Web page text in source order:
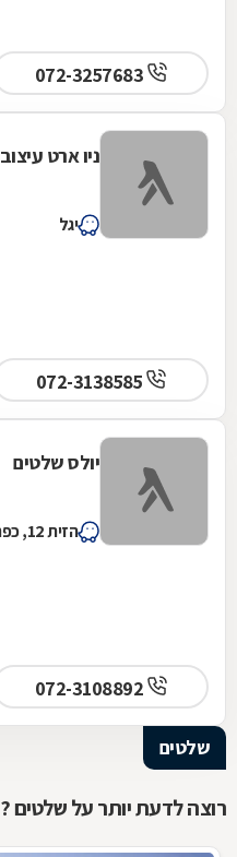
ניו ארט עיצוב 2002 בע"מ
יגל
יולס שלטים
הזית 12, כפר ביל"ו
שלטים
רוצה לדעת יותר על שלטים ?